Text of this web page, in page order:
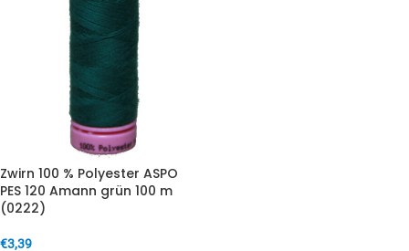
Zwirn 100 % Polyester ASPO
PES 120 Amann grün 100 m
(0222)
€3,39